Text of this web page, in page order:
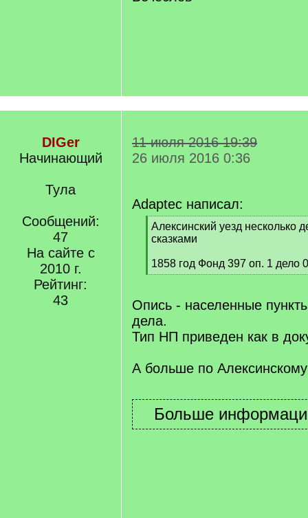
DIGer
Начинающий
Тула
Сообщений:
47
На сайте с
2010 г.
Рейтинг:
43
11 июля 2016 19:39
26 июля 2016 0:36
Adaptec написал:
[
q
Алексинский уезд несколько
сказками
1858 год Фонд 397 оп. 1 дело
[
q
]
Опись - населенные
дела.
Тип НП приведен как в
А больше по Алексинскому